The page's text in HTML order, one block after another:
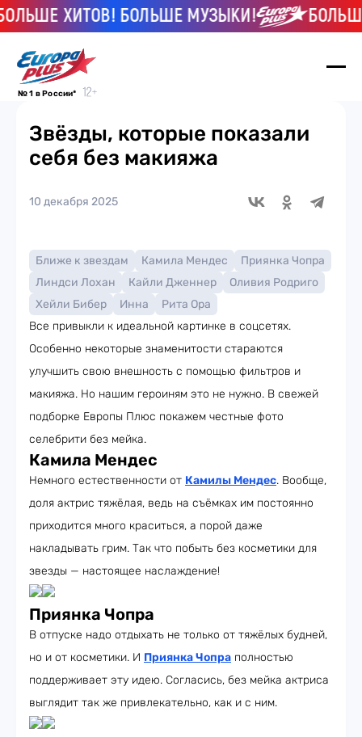
ХИТОВ! БОЛЬШЕ МУЗЫКИ! БОЛЬШЕ
№ 1 в России*
Звёзды, которые показали
себя без макияжа
10 декабря 2025
Ближе к звездам Камила Мендес
Приянка Чопра
Линдси Лохан
Кайли Дженнер
Оливия Родриго
Хейли Бибер
Инна
Рита Ора
Все привыкли к идеальной картинке в соцсетях.
Особенно некоторые знаменитости стараются
улучшить свою внешность с помощью фильтров и
макияжа. Но нашим героиням это не нужно. В свежей
подборке Европы Плюс покажем честные фото
селебрити без мейка.
Камила Мендес
Немного естественности от Камилы Мендес. Вообще,
доля актрис тяжёлая, ведь на съёмках им постоянно
приходится много краситься, а порой даже
накладывать грим. Так что побыть без косметики для
звезды — настоящее наслаждение!
Приянка Чопра
В отпуске надо отдыхать не только от тяжёлых будней,
но и от косметики. И Приянка Чопра полностью
поддерживает эту идею. Согласись, без мейка актриса
выглядит так же привлекательно, как и с ним.